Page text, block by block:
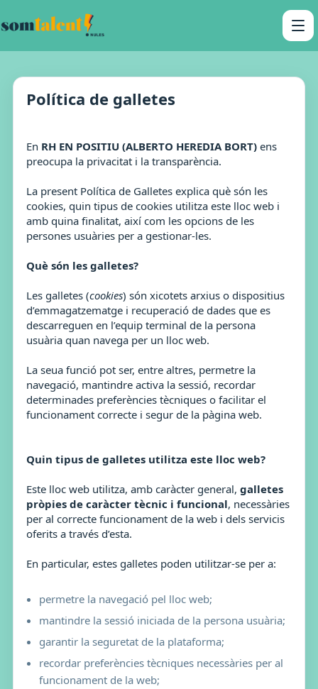
Política de galletes
En RH EN POSITIU (ALBERTO HEREDIA BORT) ens
preocupa la privacitat i la transparència.
La present Política de Galletes explica què són les
cookies, quin tipus de cookies utilitza este lloc web i
amb quina finalitat, així com les opcions de les
persones usuàries per a gestionar-les.
Què són les galletes?
Les galletes (cookies) són xicotets arxius o dispositius
d’emmagatzematge i recuperació de dades que es
descarreguen en l’equip terminal de la persona
usuària quan navega per un lloc web.
La seua funció pot ser, entre altres, permetre la
navegació, mantindre activa la sessió, recordar
determinades preferències tècniques o facilitar el
funcionament correcte i segur de la pàgina web.
Quin tipus de galletes utilitza este lloc web?
Este lloc web utilitza, amb caràcter general, galletes
pròpies de caràcter tècnic i funcional, necessàries
per al correcte funcionament de la web i dels servicis
oferits a través d’esta.
En particular, estes galletes poden utilitzar-se per a:
permetre la navegació pel lloc web;
mantindre la sessió iniciada de la persona usuària;
garantir la seguretat de la plataforma;
recordar preferències tècniques necessàries per al
funcionament de la web;